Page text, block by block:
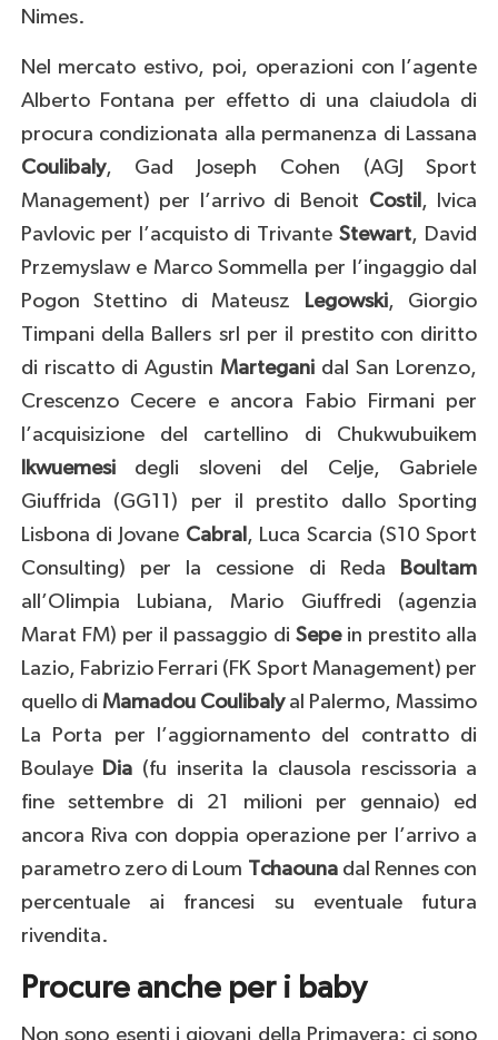
Nimes.
Nel mercato estivo, poi, operazioni con l’agente
Alberto Fontana per effetto di una claiudola di
procura condizionata alla permanenza di Lassana
Coulibaly, Gad Joseph Cohen (AGJ Sport
Management) per l’arrivo di Benoit Costil , Ivica
Pavlovic per l’acquisto di TrivanteStewart, David
Przemyslaw e Marco Sommella per l’ingaggio dal
Pogon Stettino di Mateusz
Legowski, Giorgio
Timpani della Ballers srl per il prestito con diritto
di riscatto di AgustinMartegani dal San Lorenzo,
Crescenzo Cecere e ancora Fabio Firmani per
l’acquisizione del cartellino di Chukwubuikem
Ikwuemesidegli sloveni del Celje, Gabriele
Giuffrida (GG11) per il prestito dallo Sporting
Lisbona di Jovane Cabral , Luca Scarcia (S10 Sport
Consulting) per la cessione di Reda
Boultam
all’Olimpia Lubiana, Mario Giuffredi (agenzia
Marat FM) per il passaggio di Sepein prestito alla
Lazio, Fabrizio Ferrari (FK Sport Management) per
quello di Mamadou Coulibalyal Palermo, Massimo
La Porta per l’aggiornamento del contratto di
Boulaye Dia (fu inserita la clausola rescissoria a
fine settembre di 21 milioni per gennaio) ed
ancora Riva con doppia operazione per l’arrivo a
parametro zero di Loum Tchaounadal Rennes con
percentuale ai francesi su eventuale futura
rivendita.
Procure anche per i baby
Non sono esenti i giovani della Primavera: ci sono